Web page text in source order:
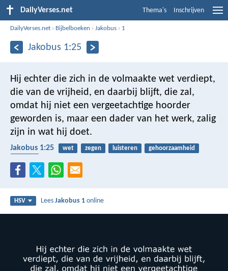
DailyVerses.net Thema's Inschrijven
DailyVerses.net › Bijbelboeken ›Jakobus › 1
Jakobus 1:25
Hij echter die zich in de volmaakte wet verdiept,
die van de vrijheid, en daarbij blijft, die zal,
omdat hij niet een vergeetachtige hoorder
geworden is, maar een dader van het werk, zalig
zijn in wat hij doet.
Jakobus 1:25 wet zegen luisteren
gehoorzaamheid
HSV LeesJakobus 1 online